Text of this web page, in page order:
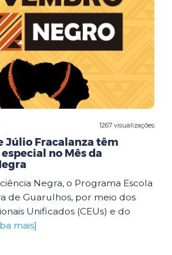
1267 visualizações
Júlio Fracalanza têm
no Mês da
Negra, o Programa Escola
de Guarulhos, por meio dos
Unificados (CEUs) e do
mais]